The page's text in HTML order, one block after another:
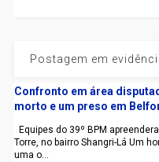
Postagem em
Confronto em área
morto e um preso em
Equipes do 39º BPM
Torre, no bairro Shangri-Lá Um
uma o...